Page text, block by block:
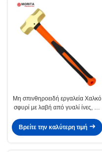
Μη σπινθηροειδή εργαλεία Χαλκό
σφυρί με λαβή από γυαλί ίνες, μη
ανθεκτικό στη διάβρωση,
Βρείτε την καλύτερη τιμή